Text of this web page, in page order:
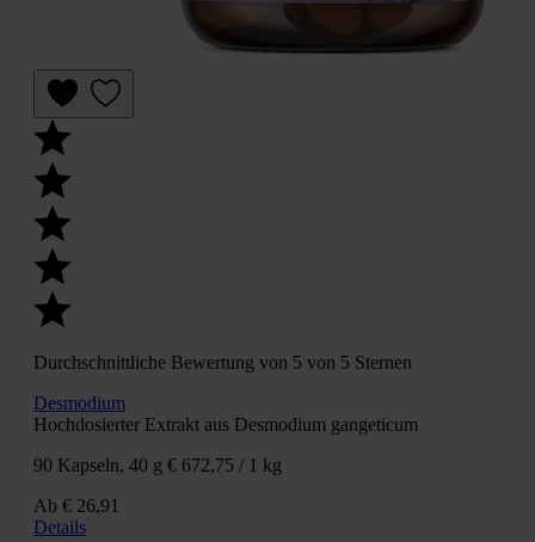
Durchschnittliche Bewertung von 5 von 5 Sternen
Desmodium
Hochdosierter Extrakt aus Desmodium gangeticum
90 Kapseln, 40 g € 672,75 / 1 kg
Ab € 26,91
Details